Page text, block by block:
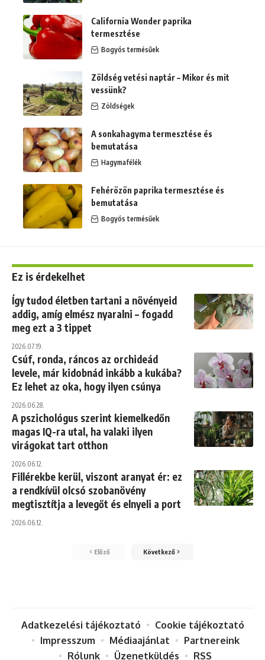
California Wonder paprika
termesztése
Bogyós termésűek
Zöldség vetési naptár – Mikor és mit
vessünk?
Zöldségek
A sonkahagyma termesztése és
bemutatása
Hagymafélék
Fehérözön paprika termesztése és
bemutatása
Bogyós termésűek
Ez is érdekelhet
Így tudod életben tartani a növényeid
addig, amíg elmész nyaralni – fogadd
meg ezt a 3 tippet
2026.07.19.
Csúf, ronda, ráncos az orchideád
levele, már kidobnád inkább a kukába?
Ez lehet az oka, hogy ilyen csúnya
2026.06.28.
A pszichológus szerint kiemelkedőn
magas IQ-ra utal, ha valaki ilyen
virágokat tart otthon
2026.06.12.
Fillérekbe kerül, viszont aranyat ér: ez
a rendkívül olcsó szobanövény
megtisztítja a levegőt és elnyeli a port
2026.06.12.
Előző Következő
Adatkezelési tájékoztató
Cookie tájékoztató
Impresszum
Médiaajánlat
Partnereink
Rólunk
Üzenetküldés RSS